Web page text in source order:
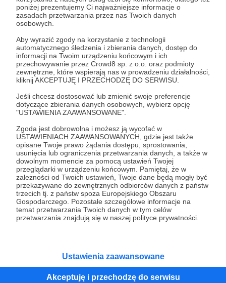
poniżej prezentujemy Ci najważniejsze informacje o
zasadach przetwarzania przez nas Twoich danych
osobowych.
Aby wyrazić zgody na korzystanie z technologii
automatycznego śledzenia i zbierania danych, dostęp do
informacji na Twoim urządzeniu końcowym i ich
przechowywanie przez Crowd8 sp. z o.o. oraz podmioty
zewnętrzne, które wspierają nas w prowadzeniu działalności,
kliknij AKCEPTUJĘ I PRZECHODZĘ DO SERWISU.
Jeśli chcesz dostosować lub zmienić swoje preferencje
dotyczące zbierania danych osobowych, wybierz opcję
"USTAWIENIA ZAAWANSOWANE".
Zgoda jest dobrowolna i możesz ją wycofać w
USTAWIENIACH ZAAWANSOWANYCH, gdzie jest także
opisane Twoje prawo żądania dostępu, sprostowania,
usunięcia lub ograniczenia przetwarzania danych, a także w
dowolnym momencie za pomocą ustawień Twojej
przeglądarki w urządzeniu końcowym. Pamiętaj, że w
zależności od Twoich ustawień, Twoje dane będą mogły być
przekazywane do zewnętrznych odbiorców danych z państw
trzecich tj. z państw spoza Europejskiego Obszaru
Gospodarczego. Pozostałe szczegółowe informacje na
temat przetwarzania Twoich danych w tym celów
przetwarzania znajdują się w naszej polityce prywatności.
Ustawienia zaawansowane
Akceptuję i przechodzę do serwisu
Jeśli masz wątpliwości, wróć do Patronite i zweryfikuj
link.
Czy na pewno chcesz kontynuować?
Tak, przejdź do strony
Kategorie
O Patronite
Dodatkowe produkty
Pomoc
RegulaminPolityka prywatnościPatronite Commons
Unia Europejska